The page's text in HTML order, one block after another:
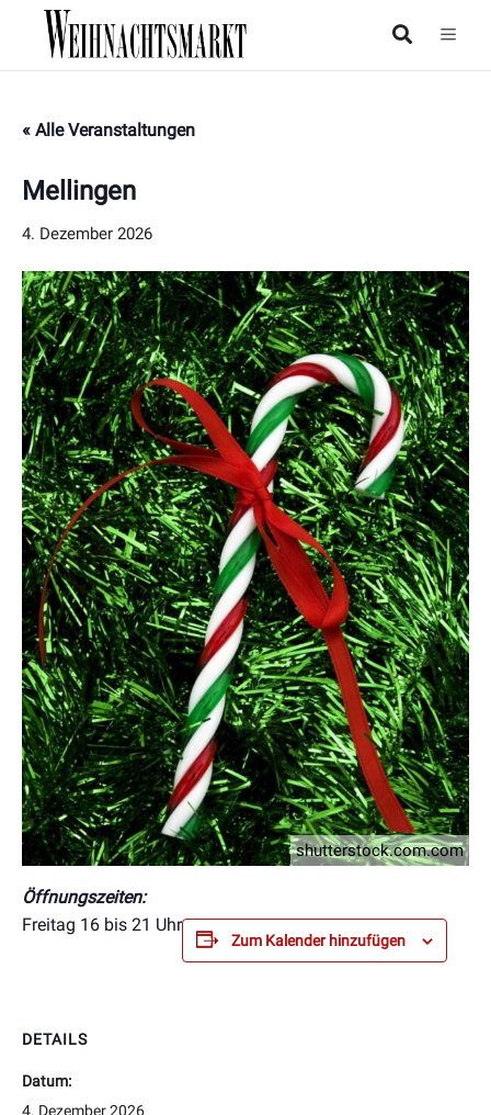
« Alle Veranstaltungen
Mellingen
4. Dezember 2026
shutterstock.com.com
Öffnungszeiten:
Freitag 16 bis 21 Uhr
Zum Kalender hinzufügen
DETAILS
Datum:
4. Dezember 2026